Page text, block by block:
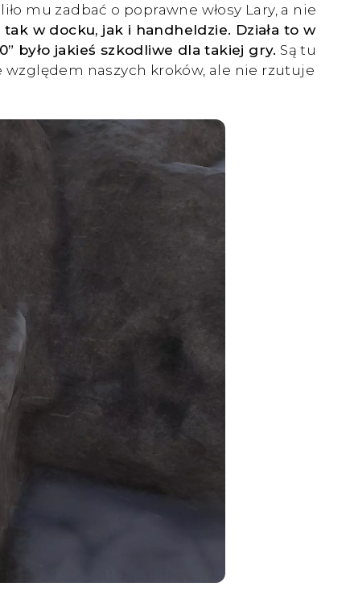
mu zadbać o poprawne włosy Lary, a nie
w docku, jak i handheldzie. Działa to w
było jakieś szkodliwe dla takiej gry. Są tu
naszych kroków, ale nie rzutuje